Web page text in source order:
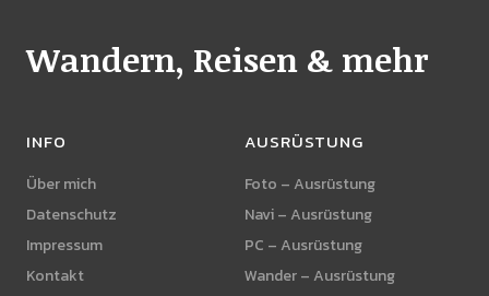
Wandern, Reisen & mehr
INFO
Über mich
Datenschutz
Impressum
Kontakt
AUSRÜSTUNG
Foto – Ausrüstung
Navi – Ausrüstung
PC – Ausrüstung
Wander – Ausrüstung